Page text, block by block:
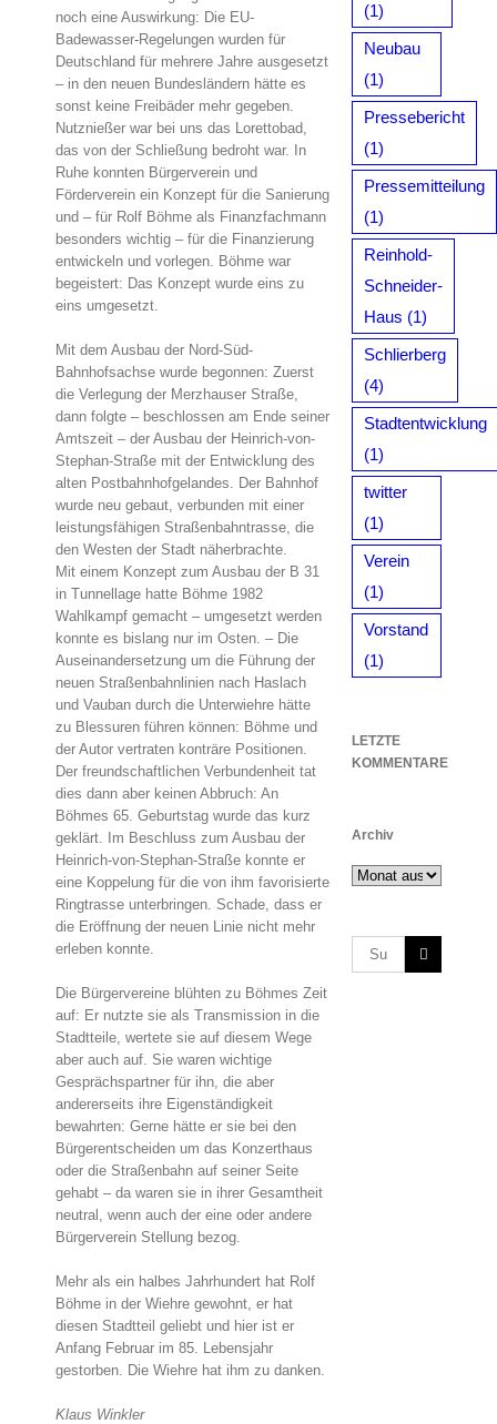
noch eine Auswirkung: Die EU-
Badewasser-Regelungen wurden für
Deutschland für mehrere Jahre ausgesetzt
– in den neuen Bundesländern hätte es
sonst keine Freibäder mehr gegeben.
Nutznießer war bei uns das Lorettobad,
das von der Schließung bedroht war. In
Ruhe konnten Bürgerverein und
Förderverein ein Konzept für die Sanierung
und – für Rolf Böhme als Finanzfachmann
besonders wichtig – für die Finanzierung
entwickeln und vorlegen. Böhme war
begeistert: Das Konzept wurde eins zu
eins umgesetzt.
Mit dem Ausbau der Nord-Süd-
Bahnhofsachse wurde begonnen: Zuerst
die Verlegung der Merzhauser Straße,
dann folgte – beschlossen am Ende seiner
Amtszeit – der Ausbau der Heinrich-von-
Stephan-Straße mit der Entwicklung des
alten Postbahnhofgelandes. Der Bahnhof
wurde neu gebaut, verbunden mit einer
leistungsfähigen Straßenbahntrasse, die
den Westen der Stadt näherbrachte.
Mit einem Konzept zum Ausbau der B 31
in Tunnellage hatte Böhme 1982
Wahlkampf gemacht – umgesetzt werden
konnte es bislang nur im Osten. – Die
Auseinandersetzung um die Führung der
neuen Straßenbahnlinien nach Haslach
und Vauban durch die Unterwiehre hätte
zu Blessuren führen können: Böhme und
der Autor vertraten konträre Positionen.
Der freundschaftlichen Verbundenheit tat
dies dann aber keinen Abbruch: An
Böhmes 65. Geburtstag wurde das kurz
geklärt. Im Beschluss zum Ausbau der
Heinrich-von-Stephan-Straße konnte er
eine Koppelung für die von ihm favorisierte
Ringtrasse unterbringen. Schade, dass er
die Eröffnung der neuen Linie nicht mehr
erleben konnte.
Die Bürgervereine blühten zu Böhmes Zeit
auf: Er nutzte sie als Transmission in die
Stadtteile, wertete sie auf diesem Wege
aber auch auf. Sie waren wichtige
Gesprächspartner für ihn, die aber
andererseits ihre Eigenständigkeit
bewahrten: Gerne hätte er sie bei den
Bürgerentscheiden um das Konzerthaus
oder die Straßenbahn auf seiner Seite
gehabt – da waren sie in ihrer Gesamtheit
neutral, wenn auch der eine oder andere
Bürgerverein Stellung bezog.
Mehr als ein halbes Jahrhundert hat Rolf
Böhme in der Wiehre gewohnt, er hat
diesen Stadtteil geliebt und hier ist er
Anfang Februar im 85. Lebensjahr
gestorben. Die Wiehre hat ihm zu danken.
Klaus Winkler
(1)
Neubau
(1)
Pressebericht
(1)
Pressemitteilung
(1)
Reinhold-
Schneider-
Haus (1)
Schlierberg
(4)
Stadtentwicklung
(1)
twitter
(1)
Verein
(1)
Vorstand
(1)
LETZTE
KOMMENTARE
Archiv
Archiv
Suche